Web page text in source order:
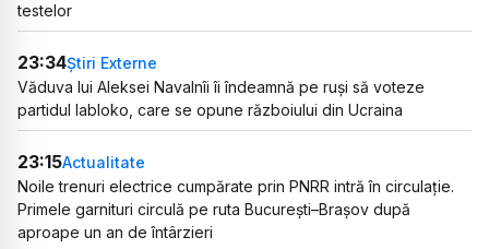
testelor
23:34Știri Externe
Văduva lui Aleksei Navalnîi îi îndeamnă pe ruși să voteze
partidul Iabloko, care se opune războiului din Ucraina
23:15Actualitate
Noile trenuri electrice cumpărate prin PNRR intră în circulație.
Primele garnituri circulă pe ruta București–Brașov după
aproape un an de întârzieri